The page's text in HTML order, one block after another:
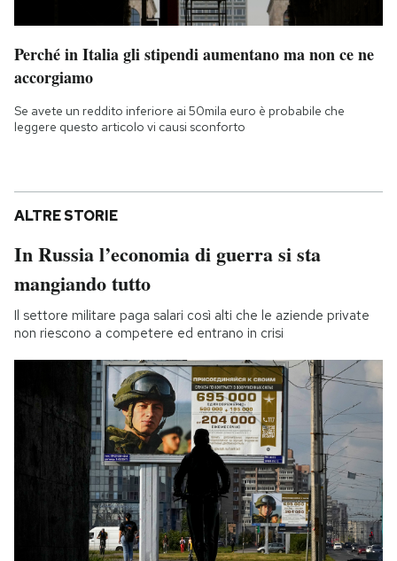
Perché in Italia gli stipendi aumentano ma non ce ne
accorgiamo
Se avete un reddito inferiore ai 50mila euro è probabile che
leggere questo articolo vi causi sconforto
ALTRE STORIE
In Russia l’economia di guerra si sta
mangiando tutto
Il settore militare paga salari così alti che le aziende private
non riescono a competere ed entrano in crisi